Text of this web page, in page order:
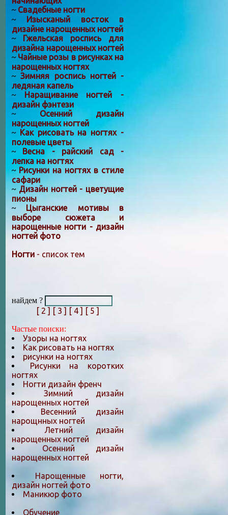
~ Свадебные ногти
~ Изысканый восток в
дизайне нарощенных ногтей
~ Гжельская роспись для
дизайна нарощенных ногтей
~ Чайные розы в рисунках на
нарощенных ногтях
~Зимняя роспись ногтей -
ледяная капель
~ Наращивание ногтей -
дизайн фэнтези
~ Осенний дизайн
нарощенных ногтей
~ Как рисовать на ногтях -
полевые цветы
~ Весна - райский сад -
лепка на ногтях
~Рисунки на ногтях в стиле
сафари
~ Дизайн ногтей - цветущие
пионы
~ Цыганские мотивы в
выборе сюжета и
нарощенные ногти - дизайн
ногтей фото
Ногти - список тем
найдем ?
[ 2 ] [ 3 ] [ 4 ] [ 5 ]
Частые поиски:
Узоры на ногтях
Как рисовать на ногтях
рисунки на ногтях
Рисунки на коротких
ногтях
Ногти дизайн френч
Зимний дизайн
нарощенных ногтей
Весенний дизайн
нарощнных ногтей
Летний дизайн
нарощенных ногтей
Осенний дизайн
нарощенных ногтей
Нарощенные ногти,
дизайн ногтей фото
Маникюр фото
Обучение